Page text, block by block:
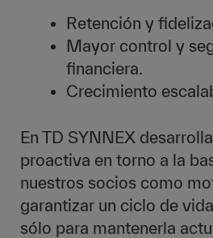
Retención y
Mayor control y
financiera.
Crecimiento
En TD SYNNEX
proactiva en torno a la
nuestros socios como
garantizar un ciclo de
sólo para mantenerla